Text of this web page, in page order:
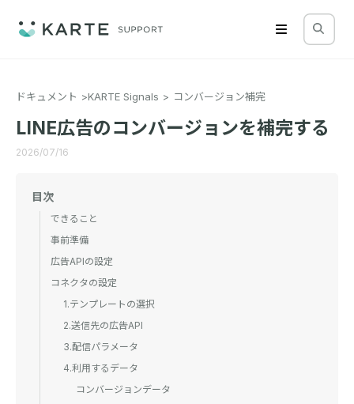
ドキュメント KARTE Signals コンバージョン補完
LINE広告のコンバージョンを補完する
2026/07/16
目次
できること
事前準備
広告APIの設定
コネクタの設定
1.テンプレートの選択
2.送信先の広告API
3.配信パラメータ
4.利用するデータ
コンバージョンデータ